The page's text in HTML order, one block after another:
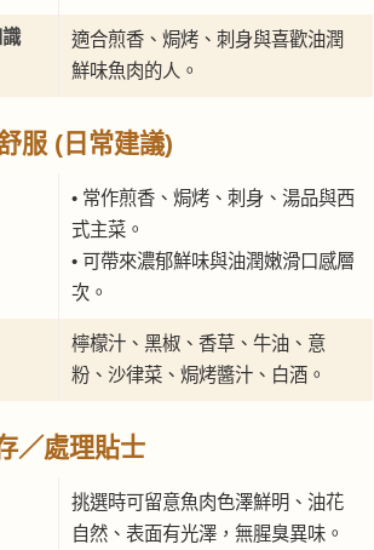
適合煎香、焗烤、刺身與喜歡油潤
鮮味魚肉的人。
服 (日常建議)
• 常作煎香、焗烤、刺身、湯品與西
式主菜。
• 可帶來濃郁鮮味與油潤嫩滑口感層
次。
檸檬汁、黑椒、香草、牛油、意
粉、沙律菜、焗烤醬汁、白酒。
／處理貼士
挑選時可留意魚肉色澤鮮明、油花
自然、表面有光澤，無腥臭異味。